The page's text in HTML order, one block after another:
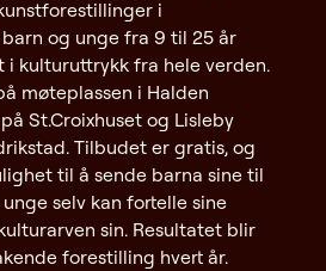
i
og unge fra 9 til 25 år
i kulturuttrykk fra hele verden.
møteplassen i Halden
St.Croixhuset og Lisleby
Tilbudet er gratis, og
til å sende barna sine til
selv kan fortelle sine
sin. Resultatet blir
forestilling hvert år.